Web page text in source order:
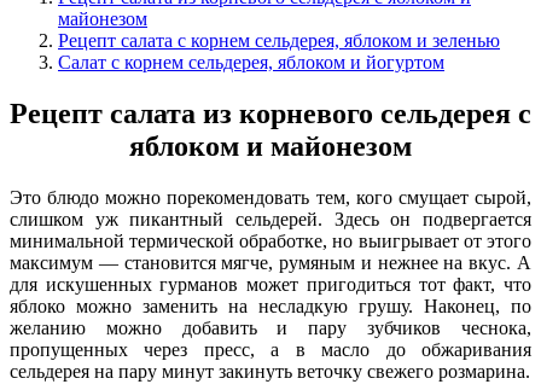
майонезом
Рецепт салата с корнем сельдерея, яблоком и зеленью
Салат с корнем сельдерея, яблоком и йогуртом
Рецепт салата из корневого сельдерея с
яблоком и майонезом
Это блюдо можно порекомендовать тем, кого смущает сырой,
слишком уж пикантный сельдерей. Здесь он подвергается
минимальной термической обработке, но выигрывает от этого
максимум — становится мягче, румяным и нежнее на вкус. А
для искушенных гурманов может пригодиться тот факт, что
яблоко можно заменить на несладкую грушу. Наконец, по
желанию можно добавить и пару зубчиков чеснока,
пропущенных через пресс, а в масло до обжаривания
сельдерея на пару минут закинуть веточку свежего розмарина.